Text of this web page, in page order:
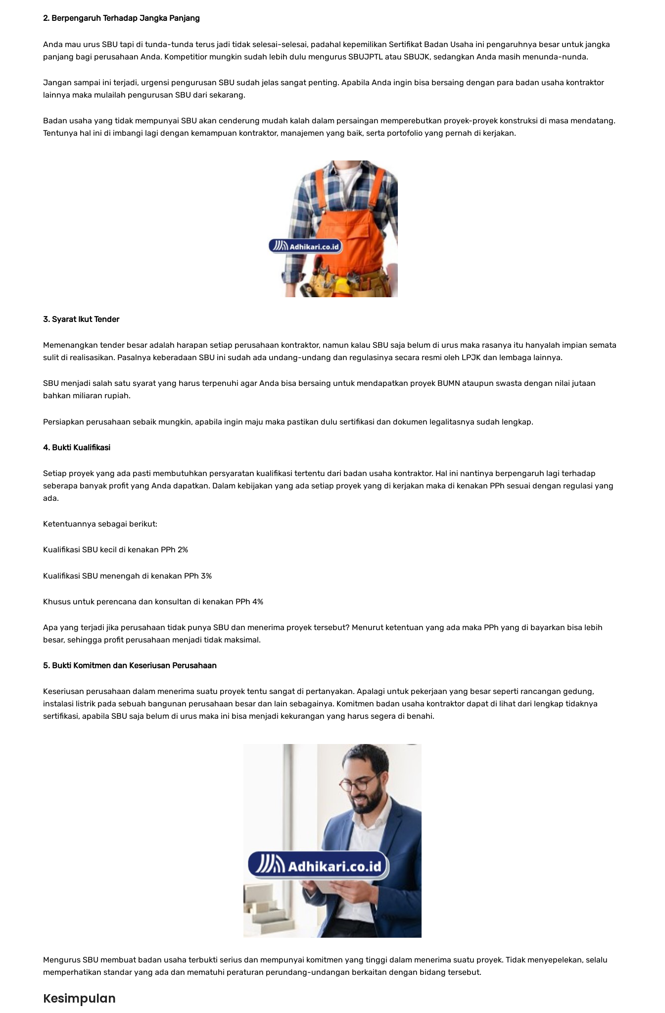
2. Berpengaruh Terhadap Jangka Panjang
Anda mau urus SBU tapi di tunda-tunda terus jadi tidak selesai-selesai, padahal kepemilikan Sertifikat Badan Usaha ini pengaruhnya besar untuk jangka
panjang bagi perusahaan Anda. Kompetitior mungkin sudah lebih dulu mengurus SBUJPTL atau SBUJK, sedangkan Anda masih menunda-nunda.
Jangan sampai ini terjadi, urgensi pengurusan SBU sudah jelas sangat penting. Apabila Anda ingin bisa bersaing dengan para badan usaha kontraktor
lainnya maka mulailah pengurusan SBU dari sekarang.
Badan usaha yang tidak mempunyai SBU akan cenderung mudah kalah dalam persaingan memperebutkan proyek-proyek konstruksi di masa mendatang.
Tentunya hal ini di imbangi lagi dengan kemampuan kontraktor, manajemen yang baik, serta portofolio yang pernah di kerjakan.
3. Syarat Ikut Tender
Memenangkan tender besar adalah harapan setiap perusahaan kontraktor, namun kalau SBU saja belum di urus maka rasanya itu hanyalah impian semata
sulit di realisasikan. Pasalnya keberadaan SBU ini sudah ada undang-undang dan regulasinya secara resmi oleh LPJK dan lembaga lainnya.
SBU menjadi salah satu syarat yang harus terpenuhi agar Anda bisa bersaing untuk mendapatkan proyek BUMN ataupun swasta dengan nilai jutaan
bahkan miliaran rupiah.
Persiapkan perusahaan sebaik mungkin, apabila ingin maju maka pastikan dulu sertifikasi dan dokumen legalitasnya sudah lengkap.
4. Bukti Kualifikasi
Setiap proyek yang ada pasti membutuhkan persyaratan kualifikasi tertentu dari badan usaha kontraktor. Hal ini nantinya berpengaruh lagi terhadap
seberapa banyak profit yang Anda dapatkan. Dalam kebijakan yang ada setiap proyek yang di kerjakan maka di kenakan PPh sesuai dengan regulasi yang
ada.
Ketentuannya sebagai berikut:
Kualifikasi SBU kecil di kenakan PPh 2%
Kualifikasi SBU menengah di kenakan PPh 3%
Khusus untuk perencana dan konsultan di kenakan PPh 4%
Apa yang terjadi jika perusahaan tidak punya SBU dan menerima proyek tersebut? Menurut ketentuan yang ada maka PPh yang di bayarkan bisa lebih
besar, sehingga profit perusahaan menjadi tidak maksimal.
5. Bukti Komitmen dan Keseriusan Perusahaan
Keseriusan perusahaan dalam menerima suatu proyek tentu sangat di pertanyakan. Apalagi untuk pekerjaan yang besar seperti rancangan gedung,
instalasi listrik pada sebuah bangunan perusahaan besar dan lain sebagainya. Komitmen badan usaha kontraktor dapat di lihat dari lengkap tidaknya
sertifikasi, apabila SBU saja belum di urus maka ini bisa menjadi kekurangan yang harus segera di benahi.
Mengurus SBU membuat badan usaha terbukti serius dan mempunyai komitmen yang tinggi dalam menerima suatu proyek. Tidak menyepelekan, selalu
memperhatikan standar yang ada dan mematuhi peraturan perundang-undangan berkaitan dengan bidang tersebut.
Kesimpulan